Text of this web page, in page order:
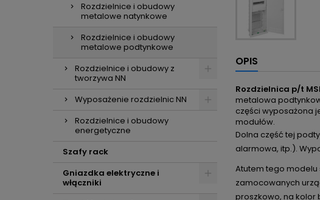
Rozdzielnice i obudowy
metalowe natynkowe
Rozdzielnice i obudowy
metalowe podtynkowe
Rozdzielnice i obudowy z
tworzywa NN
Wyposażenie rozdzielnic NN
Rozdzielnice i obudowy
energetyczne
Szafy rack
Gniazdka elektryczne i
włączniki
OPIS
Rozdzielnica p/t
metalowa
części wyposażona
modułów.
Dolna część tej
alarmowa, itp.).
Atutem tego
zamocowanych
proszkowo, na kolor